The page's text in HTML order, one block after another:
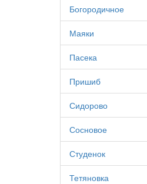
Богородичное
Маяки
Пасека
Пришиб
Сидорово
Сосновое
Студенок
Тетяновка